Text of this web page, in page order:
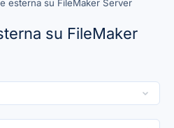
esterna su FileMaker Server
su FileMaker